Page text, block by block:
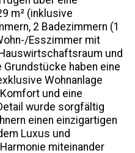
m² (inklusive
Esszimmer mit
und
und eine
wurde sorgfältig
einen einzigartigen
Luxus und
miteinander